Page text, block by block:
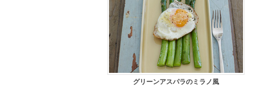
グリーンアスパラのミラノ風